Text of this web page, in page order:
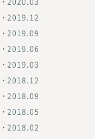
2020.03
2019.12
2019.09
2019.06
2019.03
2018.12
2018.09
2018.05
2018.02